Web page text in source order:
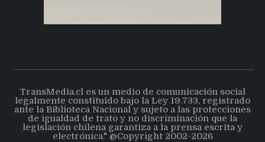
TransMedia.cl es un medio de comunicación social
legalmente constituido bajo la Ley 19.733, registrado
ante la Biblioteca Nacional y sujeto a las protecciones
de igualdad de trato y no discriminación que la
legislación chilena garantiza a la prensa escrita y
electrónica." @Copyright 2002-2026